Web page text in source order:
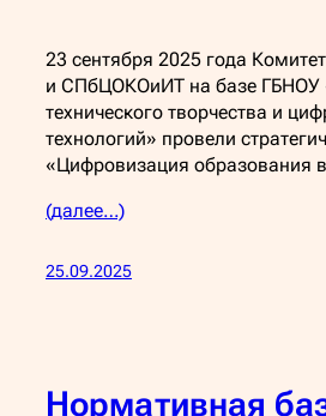
23 сентября 2025 года
и СПбЦОКОиИТ на базе ГБНОУ
технического творчества и
технологий» провели
«Цифровизация образования
(далее…)
25.09.2025
Нормативная